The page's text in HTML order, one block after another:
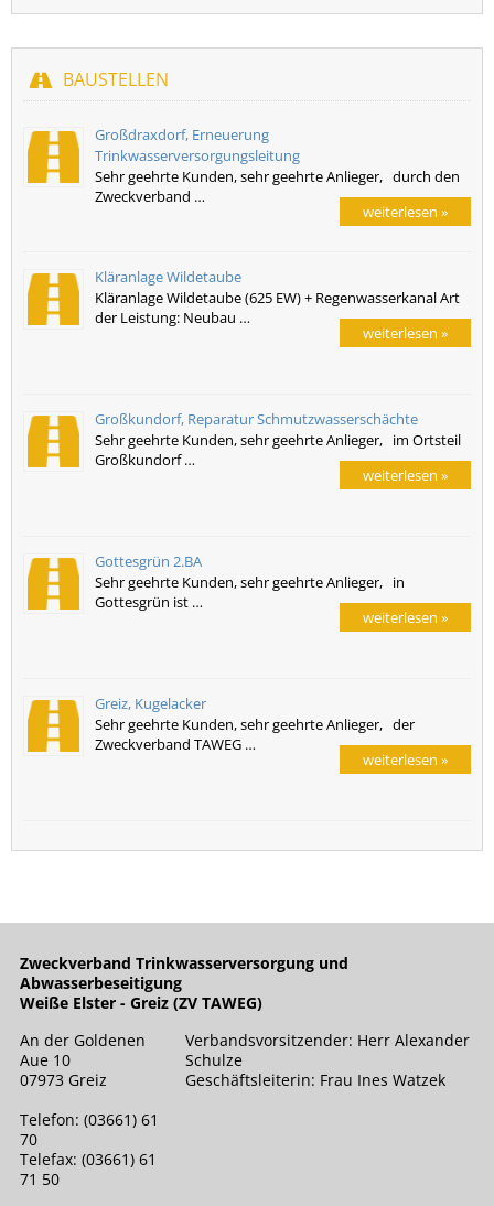
BAUSTELLEN
Großdraxdorf, Erneuerung
Trinkwasserversorgungsleitung
Sehr geehrte Kunden, sehr geehrte Anlieger, durch den
Zweckverband …
weiterlesen »
Kläranlage Wildetaube
Kläranlage Wildetaube (625 EW) + Regenwasserkanal Art
der Leistung: Neubau …
weiterlesen »
Großkundorf, Reparatur Schmutzwasserschächte
Sehr geehrte Kunden, sehr geehrte Anlieger, im Ortsteil
Großkundorf …
weiterlesen »
Gottesgrün 2.BA
Sehr geehrte Kunden, sehr geehrte Anlieger, in
Gottesgrün ist …
weiterlesen »
Greiz, Kugelacker
Sehr geehrte Kunden, sehr geehrte Anlieger, der
Zweckverband TAWEG …
weiterlesen »
Zweckverband Trinkwasserversorgung und
Abwasserbeseitigung
Weiße Elster - Greiz (ZV TAWEG)
An der Goldenen
Aue 10
07973 Greiz
Telefon: (03661) 61
70
Telefax: (03661) 61
71 50
Verbandsvorsitzender: Herr Alexander
Schulze
Geschäftsleiterin: Frau Ines Watzek